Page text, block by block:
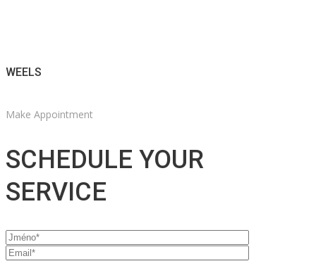
WEELS
Make Appointment
SCHEDULE YOUR
SERVICE